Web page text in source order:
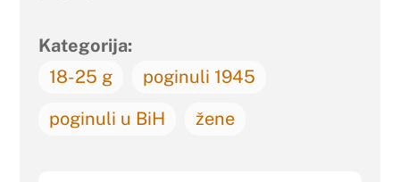
Kategorija:
18-25 g
poginuli 1945
poginuli u BiH
žene